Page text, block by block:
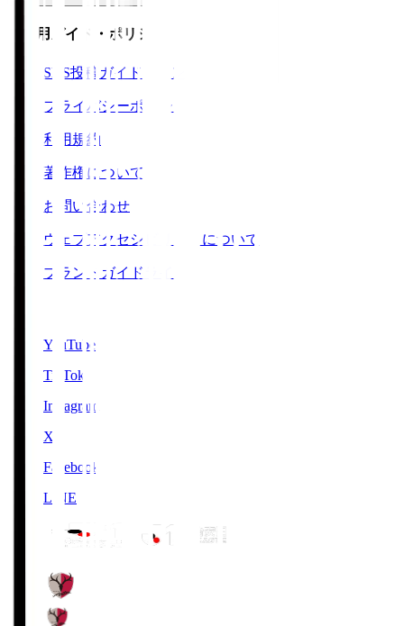
ご利用ガイド・ポリシー
SNS投稿ガイドライン
プライバシーポリシー
利用規約
著作権について
お問い合わせ
ウェブアクセシビリティについて
ブランドガイドライン
YouTube
TikTok
Instagram
X
Facebook
LINE